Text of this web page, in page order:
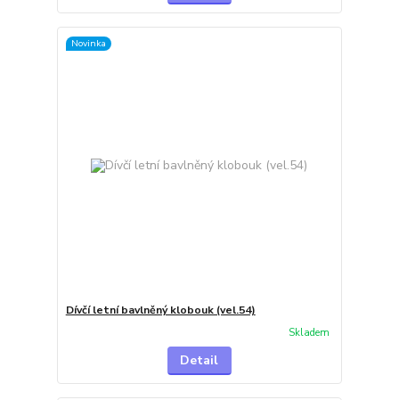
Novinka
Dívčí letní bavlněný klobouk (vel.54)
Skladem
Detail